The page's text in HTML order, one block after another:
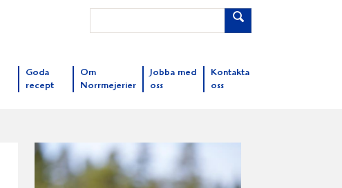
Goda
recept
Om
Norrmejerier
Jobba med
oss
Kontakta
oss